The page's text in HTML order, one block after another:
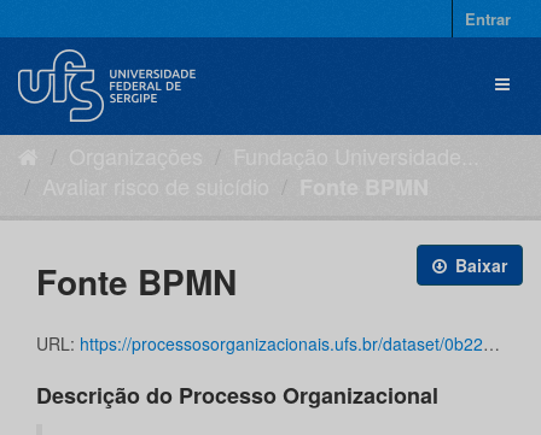
para
conteúdo
Entrar
Baixar
Fonte BPMN
URL: https://processosorganizacionais.ufs.br/dataset/0b227c4d-6e3a-49fc-bab7-3ff136dba160/resource/7af2b213-d66b-4941-a589-0841fc805408/download/avaliar-risco-de-suicidio.bpm
Descrição do Processo Organizacional